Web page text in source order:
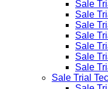
Sale
Sale
Sale
Sale
Sale
Sale
Sale
Sale Trial